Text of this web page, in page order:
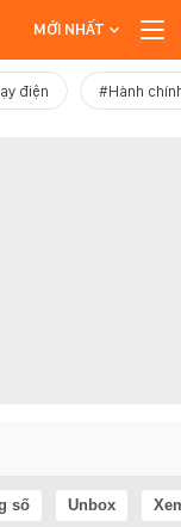
MỚI NHẤT
điện #Hành
số Unbox